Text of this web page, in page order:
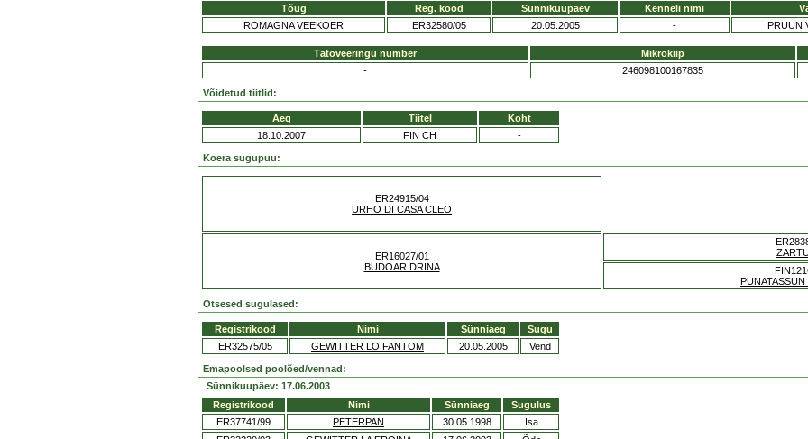
Tõug Reg. kood Sünnikuupäev Kenneli nimi
ROMAGNA VEEKOER
ER32580/05 20.05.2005 - PRUUN
Tätoveeringu number Mikrokiip
-
246098100167835
Võidetud tiitlid:
Aeg Tiitel
Koht
18.10.2007
FIN CH -
Koera sugupuu:
ER24915/04
URHO DI CASA CLEO
ER16027/01
BUDOAR DRINA
PUNATASSUN
Otsesed sugulased:
Registrikood Nimi Sünniaeg
Sugu
ER32575/05
GEWITTER LO FANTOM 20.05.2005 Vend
Emapoolsed poolõed/vennad:
Sünnikuupäev: 17.06.2003
Registrikood
Nimi Sünniaeg
Sugulus
ER37741/99
PETERPAN 30.05.1998
Isa